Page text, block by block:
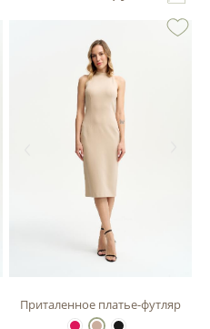
Приталенное платье-футляр